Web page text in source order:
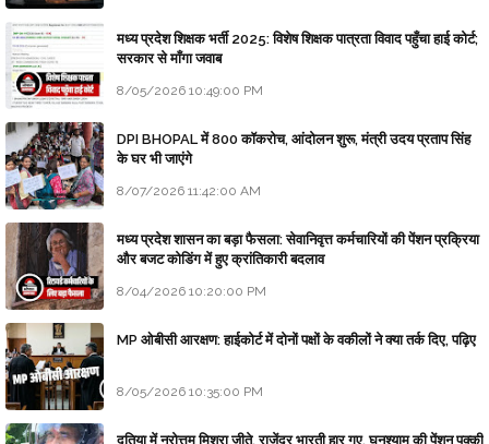
मध्य प्रदेश शिक्षक भर्ती 2025: विशेष शिक्षक पात्रता विवाद पहुँचा हाई कोर्ट;
सरकार से माँगा जवाब
8/05/2026 10:49:00 PM
DPI BHOPAL में 800 कॉकरोच, आंदोलन शुरू, मंत्री उदय प्रताप सिंह
के घर भी जाएंगे
8/07/2026 11:42:00 AM
मध्य प्रदेश शासन का बड़ा फैसला: सेवानिवृत्त कर्मचारियों की पेंशन प्रक्रिया
और बजट कोडिंग में हुए क्रांतिकारी बदलाव
8/04/2026 10:20:00 PM
MP ओबीसी आरक्षण: हाईकोर्ट में दोनों पक्षों के वकीलों ने क्या तर्क दिए, पढ़िए
8/05/2026 10:35:00 PM
दतिया में नरोत्तम मिश्रा जीते, राजेंद्र भारती हार गए, घनश्याम की पेंशन पक्की